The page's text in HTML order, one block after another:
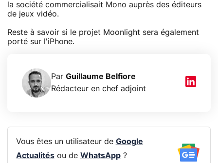
la société commercialisait Mono auprès des éditeurs
de jeux vidéo.
Reste à savoir si le projet Moonlight sera également
porté sur l'iPhone.
Par Guillaume Belfiore
Rédacteur en chef adjoint
Vous êtes un utilisateur de Google
Actualitésou de WhatsApp?